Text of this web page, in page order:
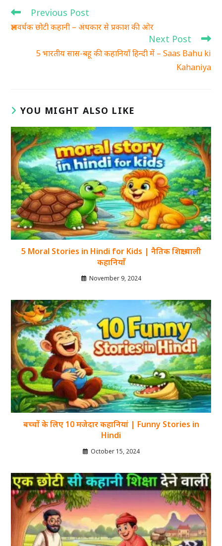
Read
more
articles
Previous Post
ज्ञानवर्धक छोटी कहानी – अंधकार से प्रकाश की ओर
Next Post
5 भारतीय सास-बहू की कहानियाँ हिन्दी में – Saas Bahu ki
Kahaniya
YOU MIGHT ALSO LIKE
5 Moral Stories in Hindi for Kids | नैतिक शिक्षा वाली
कहानियाँ
November 9, 2024
बच्चों के लिए 10 मजेदार कहानियां | Funny Stories in
Hindi
October 15, 2024